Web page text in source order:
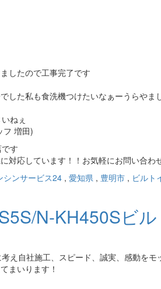
したので工事完了です
した私も食洗機つけたいなぁーうらや
ねぇ
フ 増田)
す
対応しています！！お気軽にお問い合わ
シンサービス24 , 愛知県 , 豊明市 , ビルト
N-KH450Sビ
え自社施工、スピード、誠実、感動をモ
まいります！